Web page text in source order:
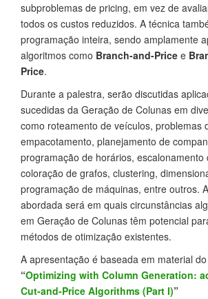
subproblemas de pricing, em vez de
todos os custos reduzidos. A técnica
programação inteira, sendo amplamente
algoritmos como Branch-and-Price e
Price.
Durante a palestra, serão discutidas
sucedidas da Geração de Colunas em
como roteamento de veículos, problemas
empacotamento, planejamento de
programação de horários, escalonamento
coloração de grafos, clustering,
programação de máquinas, entre outros.
abordada será em quais circunstâncias
em Geração de Colunas têm potencial
métodos de otimização existentes.
A apresentação é baseada em material
“Optimizing with Column Generation:
Cut-and-Price Algorithms (Part I)”